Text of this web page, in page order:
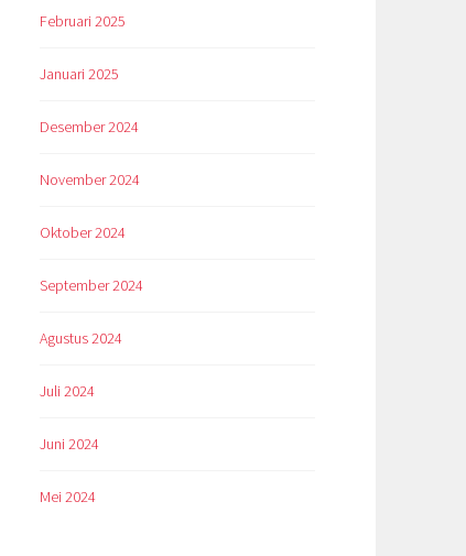
Februari 2025
Januari 2025
Desember 2024
November 2024
Oktober 2024
September 2024
Agustus 2024
Juli 2024
Juni 2024
Mei 2024